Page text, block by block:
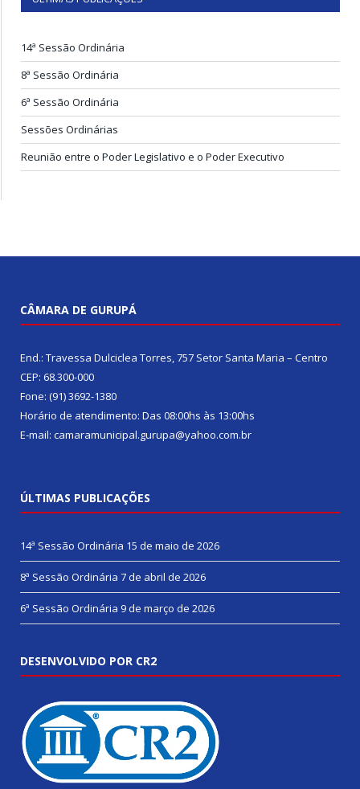
14ª Sessão Ordinária
8ª Sessão Ordinária
6ª Sessão Ordinária
Sessões Ordinárias
Reunião entre o Poder Legislativo e o Poder Executivo
CÂMARA DE GURUPÁ
End.: Travessa Dulciclea Torres, 757 Setor Santa Maria – Centro
CEP: 68.300-000
Fone: (91) 3692-1380
Horário de atendimento: Das 08:00hs às 13:00hs
E-mail: camaramunicipal.gurupa@yahoo.com.br
ÚLTIMAS PUBLICAÇÕES
14ª Sessão Ordinária 15 de maio de 2026
8ª Sessão Ordinária 7 de abril de 2026
6ª Sessão Ordinária 9 de março de 2026
DESENVOLVIDO POR CR2